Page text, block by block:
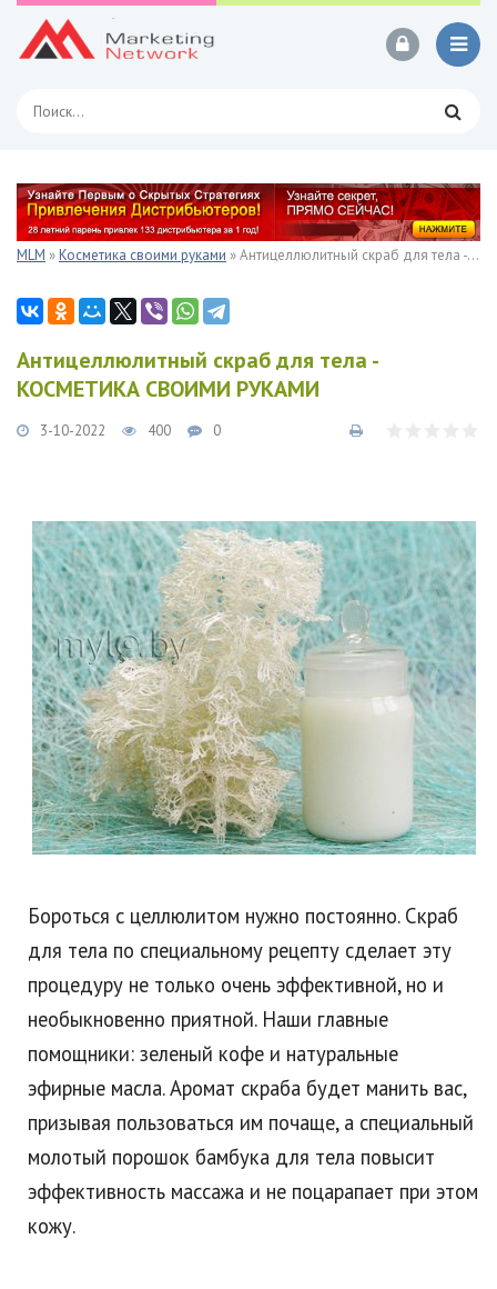
MLM »Косметика своими руками » Антицеллюлитный скраб для тела - КОСМЕТИКА СВОИМИ РУКАМИ
Антицеллюлитный скраб для тела -
КОСМЕТИКА СВОИМИ РУКАМИ
3-10-2022 400 0
Бороться с целлюлитом нужно постоянно. Скраб
для тела по специальному рецепту сделает эту
процедуру не только очень эффективной, но и
необыкновенно приятной. Наши главные
помощники: зеленый кофе и натуральные
эфирные масла. Аромат скраба будет манить вас,
призывая пользоваться им почаще, а специальный
молотый порошок бамбука для тела повысит
эффективность массажа и не поцарапает при этом
кожу.